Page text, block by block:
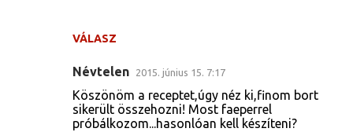
VÁLASZ
Névtelen 2015. június 15. 7:17
Köszönöm a receptet,úgy néz ki,finom bort
sikerült összehozni! Most faeperrel
próbálkozom...hasonlóan kell készíteni?